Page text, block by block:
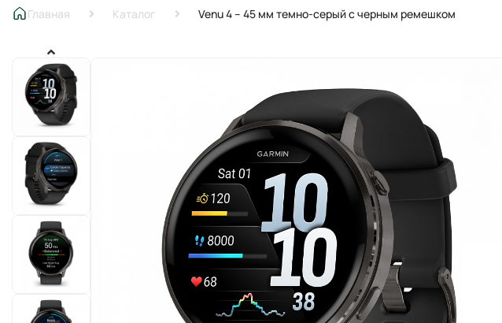
Главная Каталог Venu 4 – 45 мм темно-серый с черным ремешком